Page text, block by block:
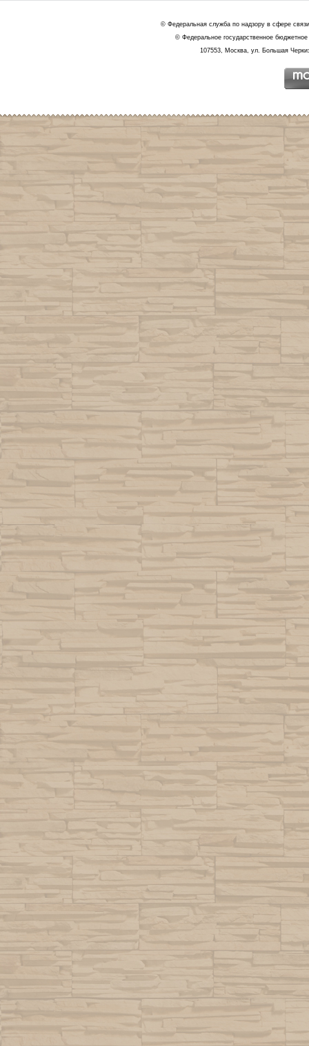
© Федеральная служба по надзору в сфере
© Федеральное государственное
107553, Москва, ул. Большая